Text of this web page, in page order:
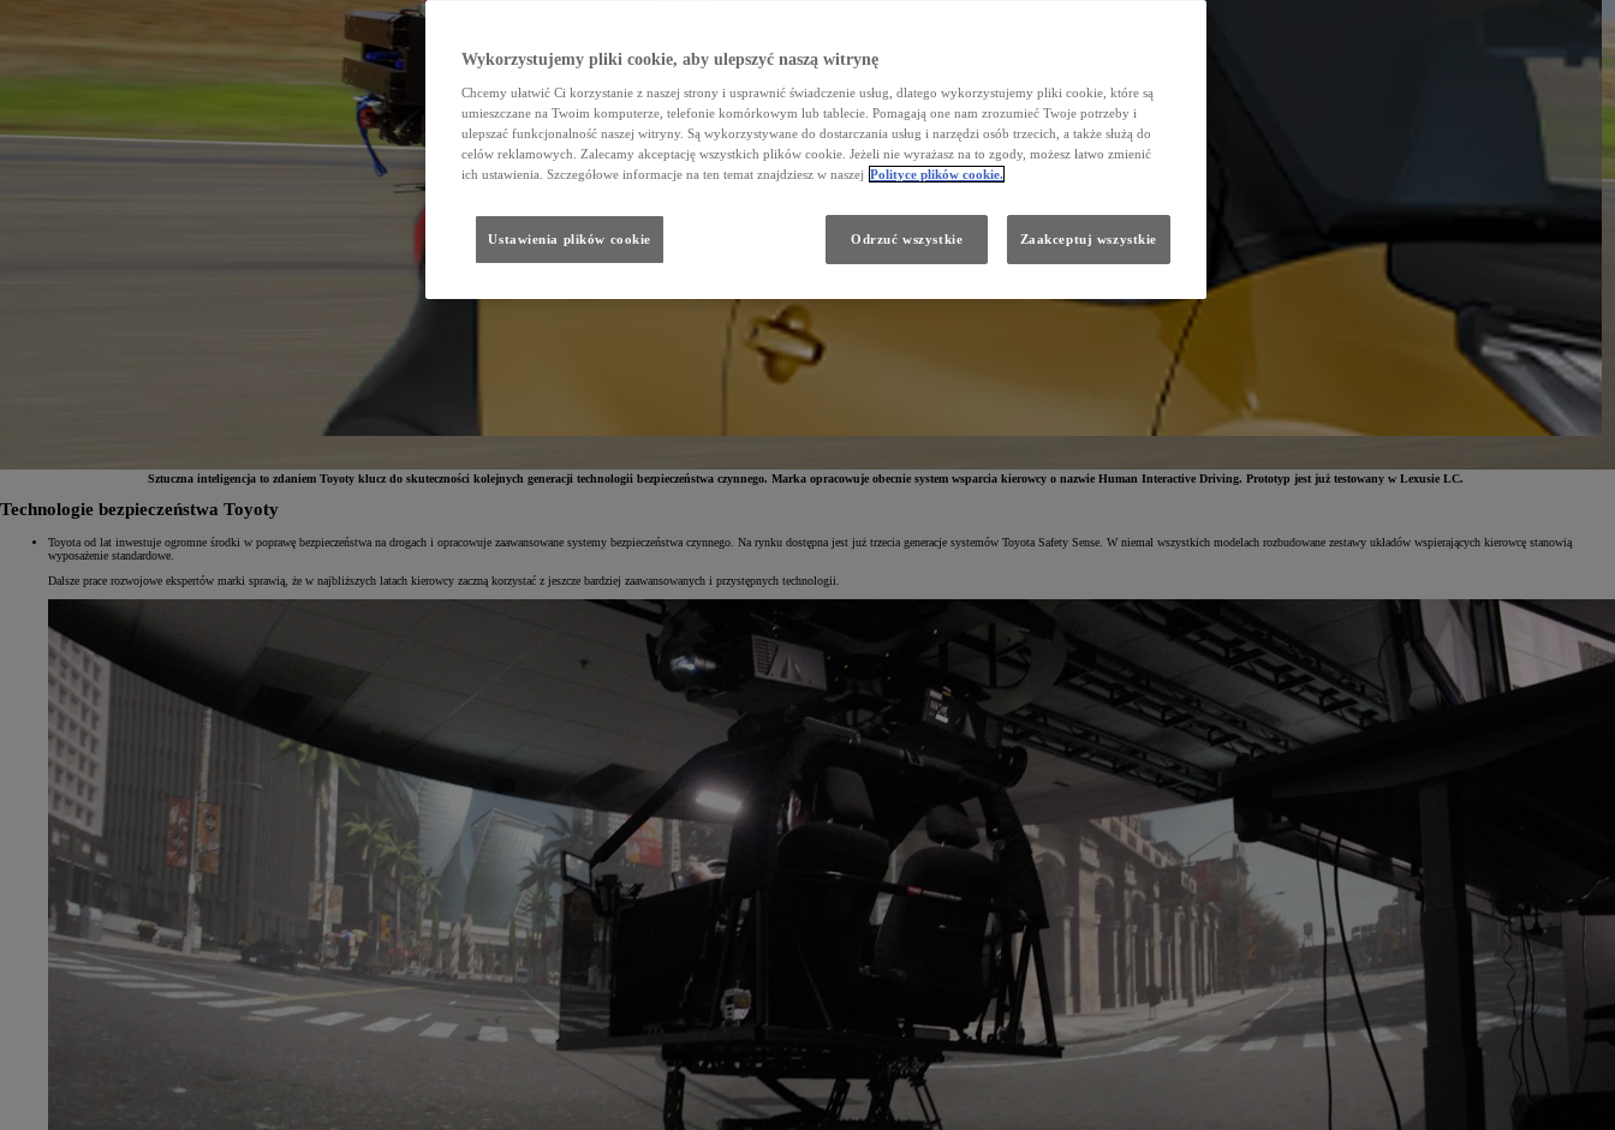
Sztuczna inteligencja to zdaniem Toyoty klucz do skuteczności kolejnych generacji technologii bezpieczeństwa czynnego. Marka opracowuje obecnie system wsparcia kierowcy o nazwie Human Interactive Driving. Prototyp jest już testowany w Lexusie LC.
Technologie bezpieczeństwa Toyoty
Toyota od lat inwestuje ogromne środki w poprawę bezpieczeństwa na drogach i opracowuje zaawansowane systemy bezpieczeństwa czynnego. Na rynku dostępna jest już trzecia generacje systemów Toyota Safety Sense. W niemal wszystkich modelach rozbudowane zestawy układów wspierających kierowcę stanowią
wyposażenie standardowe.
Dalsze prace rozwojowe ekspertów marki sprawią, że w najbliższych latach kierowcy zaczną korzystać z jeszcze bardziej zaawansowanych i przystępnych technologii.
Wykorzystujemy pliki cookie, aby ulepszyć naszą witrynę
Chcemy ułatwić Ci korzystanie z naszej strony i usprawnić świadczenie usług, dlatego wykorzystujemy pliki cookie, które są
umieszczane na Twoim komputerze, telefonie komórkowym lub tablecie. Pomagają one nam zrozumieć Twoje potrzeby i
ulepszać funkcjonalność naszej witryny. Są wykorzystywane do dostarczania usług i narzędzi osób trzecich, a także służą do
celów reklamowych. Zalecamy akceptację wszystkich plików cookie. Jeżeli nie wyrażasz na to zgody, możesz łatwo zmienić
ich ustawienia. Szczegółowe informacje na ten temat znajdziesz w naszej Polityce plików cookie.
Ustawienia plików cookie Odrzuć wszystkie Zaakceptuj wszystkie